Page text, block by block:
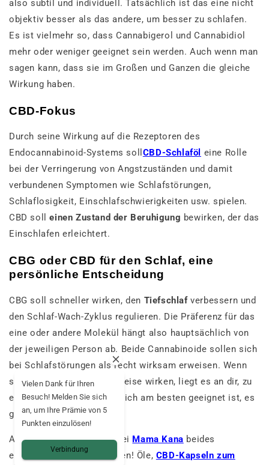
also subtil und individuell. Tatsächlich ist das eine nicht
objektiv besser als das andere, um besser zu schlafen.
Es ist vielmehr so, dass Cannabigerol und Cannabidiol
mehr oder weniger geeignet sein werden. Auch wenn man
sagen kann, dass sie im Großen und Ganzen die gleiche
Wirkung haben.
CBD-Fokus
Durch seine Wirkung auf die Rezeptoren des
Endocannabinoid-Systems soll CBD-Schlaföl eine Rolle
bei der Verringerung von Angstzuständen und damit
verbundenen Symptomen wie Schlafstörungen,
Schlaflosigkeit, Einschlafschwierigkeiten usw. spielen.
CBD solleinen Zustand der Beruhigung bewirken, der das
Einschlafen erleichtert.
CBG oder CBD für den Schlaf, eine
persönliche Entscheidung
CBG soll schneller wirken, den Tiefschlafverbessern und
den Schlaf-Wach-Zyklus regulieren. Die Präferenz für das
eine oder andere Molekül hängt also hauptsächlich von
der jeweiligen Person ab. Beide Cannabinoide sollen sich
bei Schlafstörungen als recht wirksam erweisen. Wenn
sie auf unterschiedliche Weise wirken, liegt es an dir, zu
entscheiden, welches für dich am besten geeignet ist, es
gibt keine ideale Antwort.
Auf jeden Fall kannst du bei Mama Kana beides
entdecken und ausprobieren! Öle, CBD-Kapseln zum
Vielen Dank für Ihren
Besuch! Melden Sie sich
an, um Ihre Prämie von 5
Punkten einzulösen!
Verbindung